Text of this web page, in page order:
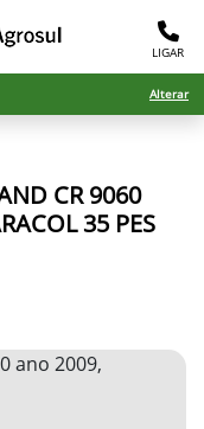
LIGAR
Alterar
CR 9060
35 PES